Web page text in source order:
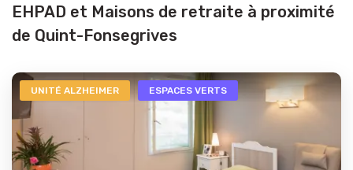
EHPAD et Maisons de retraite à proximité
de Quint-Fonsegrives
UNITÉ ALZHEIMER ESPACES VERTS